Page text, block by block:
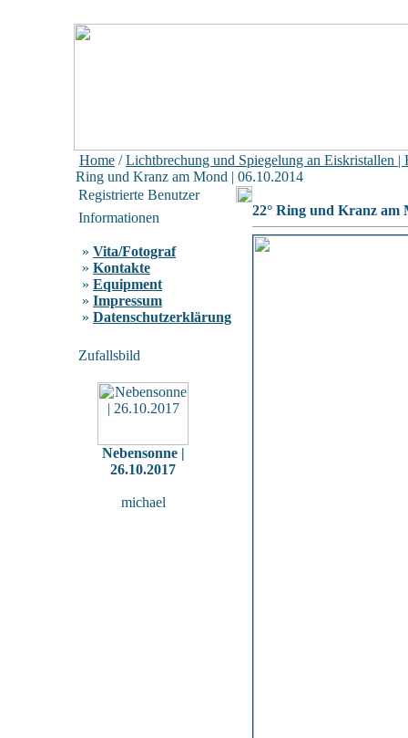
Home /Lichtbrechung und Spiegelung an Eiskristallen |
Ring und Kranz am Mond | 06.10.2014
Registrierte Benutzer
Informationen
» Vita/Fotograf
» Kontakte
» Equipment
» Impressum
» Datenschutzerklärung
Zufallsbild
Nebensonne |
26.10.2017
michael
22° Ring und Kranz am